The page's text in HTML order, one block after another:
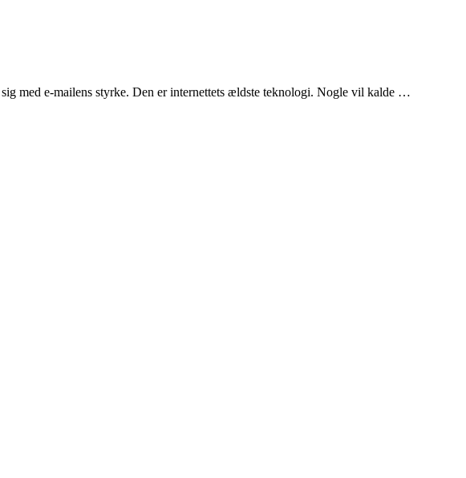
med e-mailens styrke. Den er internettets ældste teknologi. Nogle vil kalde …